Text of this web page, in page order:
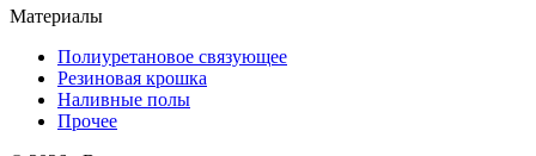
Материалы
Полиуретановое связующее
Резиновая крошка
Наливные полы
Прочее